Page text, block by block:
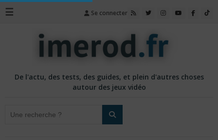
☰ Se connecter
De l'actu, des tests, des guides, et plein d'autres choses
autour des jeux vidéo